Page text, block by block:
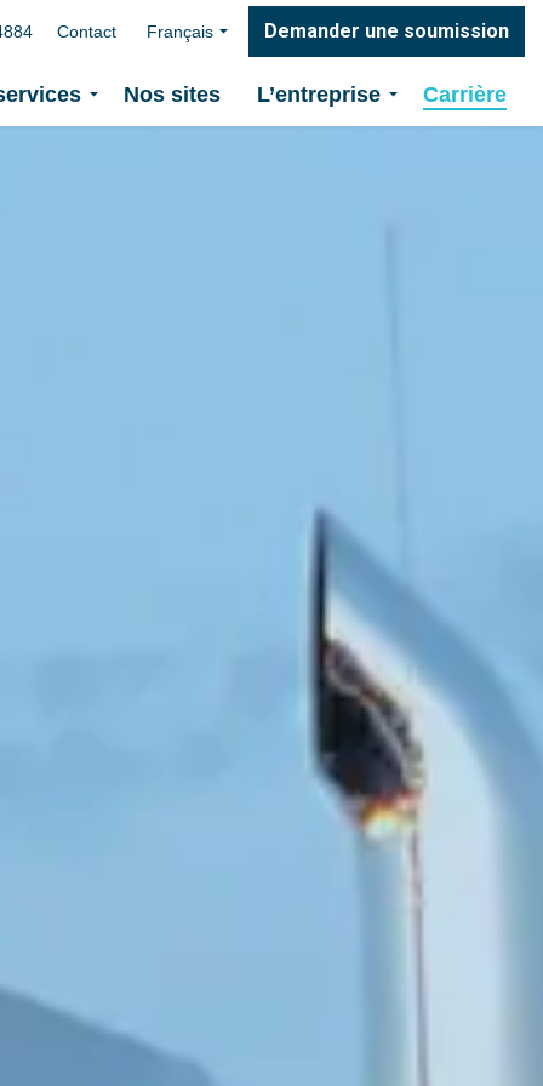
Nos sites L’entreprise Carrière
Contact Français Demander une soumission